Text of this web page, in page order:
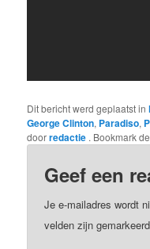
Dit bericht werd geplaatst in
George Clinton, Paradiso,
doorredactie . Bookmark
Geef een
Je e-mailadres wordt
velden zijn